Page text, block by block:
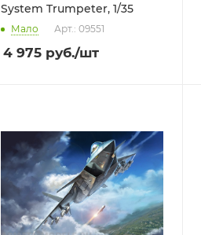
System Trumpeter, 1/35
Мало Арт.: 09551
4 975руб./шт